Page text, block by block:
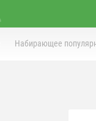
Набирающее